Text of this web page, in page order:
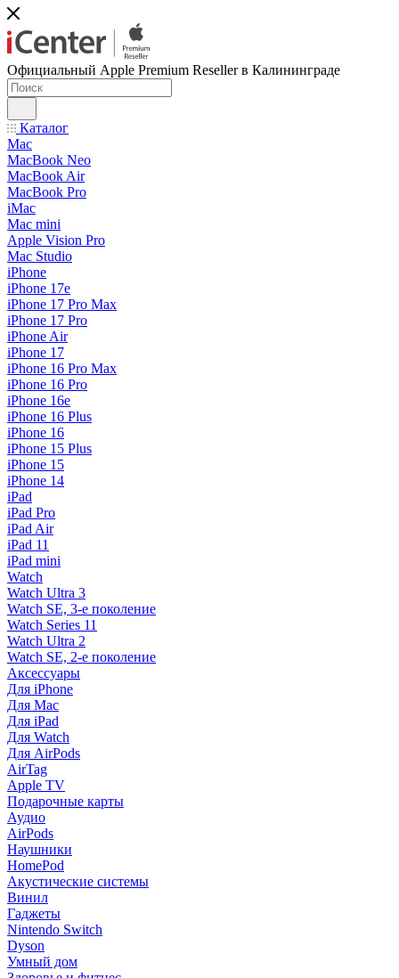
Официальный Apple Premium Reseller в Калининграде
Каталог
Mac
MacBook Neo
MacBook Air
MacBook Pro
iMac
Mac mini
Apple Vision Pro
Mac Studio
iPhone
iPhone 17e
iPhone 17 Pro Max
iPhone 17 Pro
iPhone Air
iPhone 17
iPhone 16 Pro Max
iPhone 16 Pro
iPhone 16e
iPhone 16 Plus
iPhone 16
iPhone 15 Plus
iPhone 15
iPhone 14
iPad
iPad Pro
iPad Air
iPad 11
iPad mini
Watch
Watch Ultra 3
Watch SE, 3-е поколение
Watch Series 11
Watch Ultra 2
Watch SE, 2-е поколение
Аксессуары
Для iPhone
Для Mac
Для iPad
Для Watch
Для AirPods
AirTag
Apple TV
Подарочные карты
Аудио
AirPods
Наушники
HomePod
Акустические системы
Винил
Гаджеты
Nintendo Switch
Dyson
Умный дом